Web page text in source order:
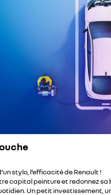
stylo, l’efficacité de Renault !
capital peinture et redonnez
Un petit investissement,